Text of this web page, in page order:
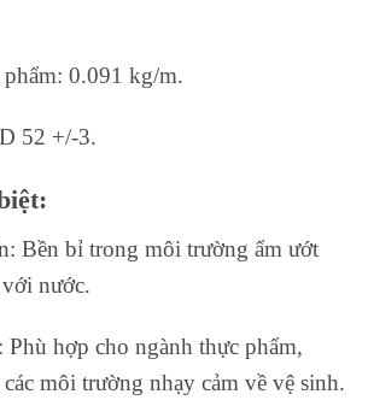
0.091 kg/m.
52 +/-3.
Bền bỉ trong môi trường ẩm ướt
nước.
hợp cho ngành thực phẩm,
môi trường nhạy cảm về vệ sinh.